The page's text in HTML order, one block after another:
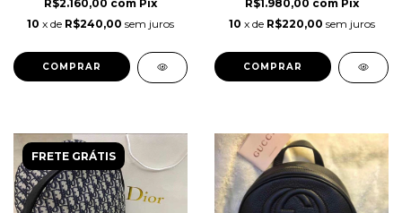
R$2.160,00 com Pix
10 x de R$240,00 sem juros
R$1.980,00 com Pix
10 x de R$220,00 sem juros
FRETE GRÁTIS